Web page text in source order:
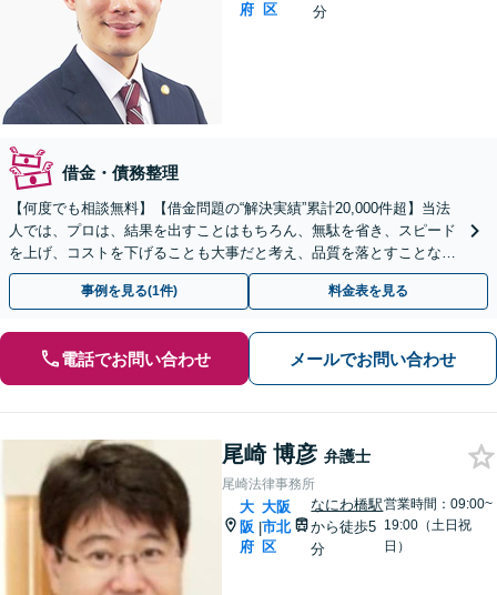
府
区
分
借金・債務整理
【何度でも相談無料】【借金問題の“解決実績”累計20,000件超】当法
人では、プロは、結果を出すことはもちろん、無駄を省き、スピード
を上げ、コストを下げることも大事だと考え、品質を落とすことな
く、費用を可能な限り安くすることにこだわります。
事例を見る(1件) 料金表を見る
電話でお問い合わせ メールでお問い合わせ
尾崎 博彦 弁護士
尾崎法律事務所
大
阪
府
|
大阪
市北
区
なにわ橋駅
から徒歩5
分
営業時間：09:00~
19:00（土日祝
日）